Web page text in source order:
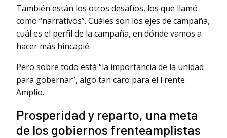
También están los otros desafíos, los que llamó
como “narrativos”. Cuáles son los ejes de campaña,
cuál es el perfil de la campaña, en dónde vamos a
hacer más hincapié.
Pero sobre todo está “la importancia de la unidad
para gobernar”, algo tan caro para el Frente
Amplio.
Prosperidad y reparto, una meta
de los gobiernos frenteamplistas